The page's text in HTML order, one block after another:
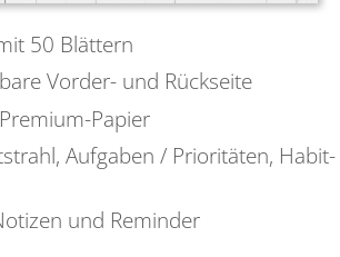
50 Blättern
Vorder- und Rückseite
Papier
Aufgaben / Prioritäten, Habit-
und Reminder